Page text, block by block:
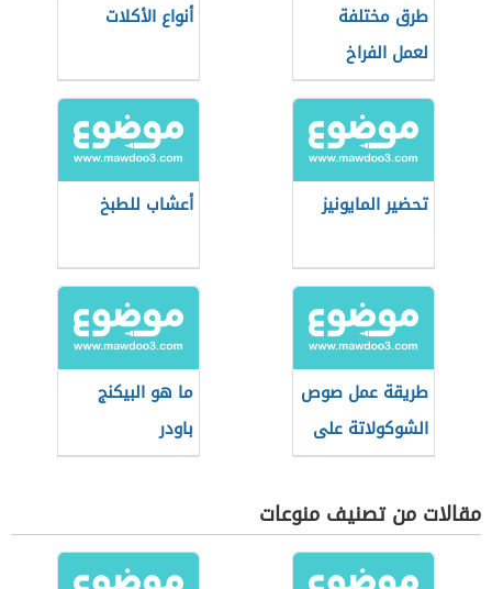
طرق مختلفة
لعمل الفراخ
أنواع الأكلات
تحضير المايونيز أعشاب للطبخ
طريقة عمل صوص
الشوكولاتة على
النار
ما هو البيكنج
باودر
مقالات من تصنيف منوعات